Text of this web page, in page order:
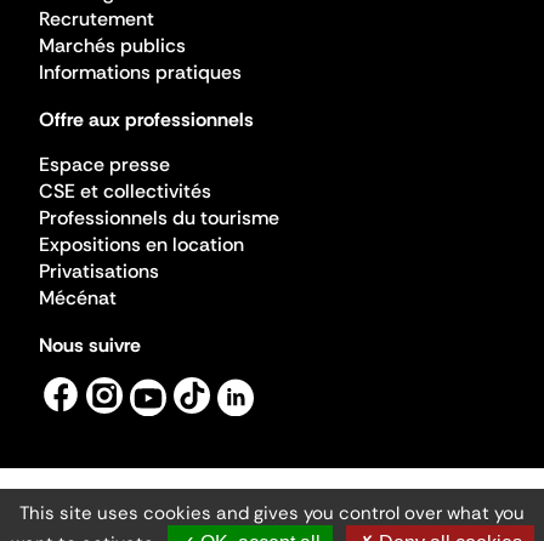
Recrutement
Marchés publics
Informations pratiques
Offre aux professionnels
Espace presse
CSE et collectivités
Professionnels du tourisme
Expositions en location
Privatisations
Mécénat
Nous suivre
Mentions légales
Gestion des cookies
This site uses cookies and gives you control over what you